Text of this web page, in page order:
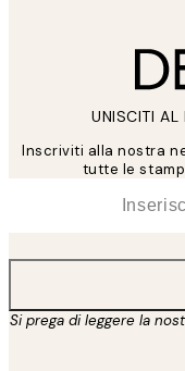
UNISCITI AL
Inscriviti alla nostra
tutte le
Si prega di leggere la